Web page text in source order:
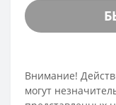
Внимание!
могут